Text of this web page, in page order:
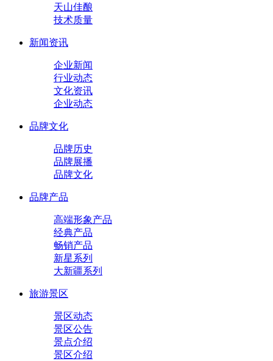
天山佳酿
技术质量
新闻资讯
企业新闻
行业动态
文化资讯
企业动态
品牌文化
品牌历史
品牌展播
品牌文化
品牌产品
高端形象产品
经典产品
畅销产品
新星系列
大新疆系列
旅游景区
景区动态
景区公告
景点介绍
景区介绍